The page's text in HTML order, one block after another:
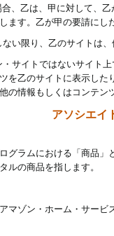
、乙は、甲に対して、
ます。乙が甲の要請にし
ない限り、乙のサイトは
サイトではないサイト
を乙のサイトに表示し
の情報もしくはコンテ
アソシエイ
グラムにおける「商品
ルの商品を指します。
マゾン・ホーム・サー